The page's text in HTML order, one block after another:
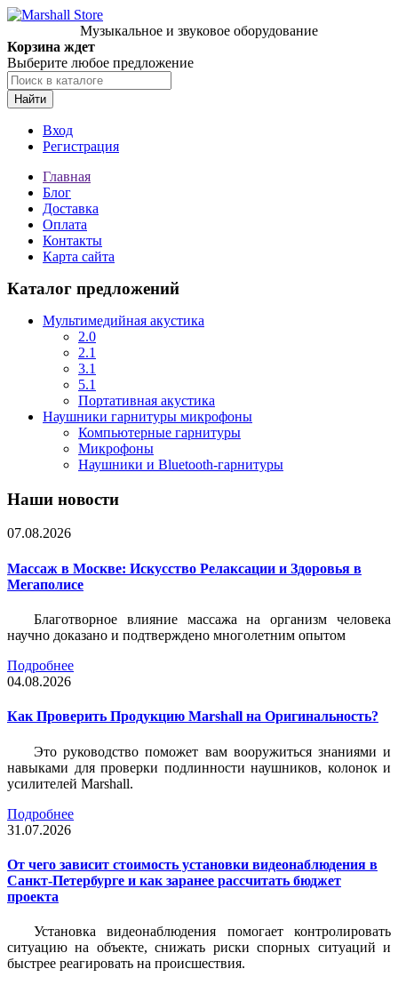
Музыкальное и звуковое оборудование
Корзина ждет
Выберите любое предложение
Найти
Вход
Регистрация
Главная
Блог
Доставка
Оплата
Контакты
Карта сайта
Каталог предложений
Мультимедийная акустика
2.0
2.1
3.1
5.1
Портативная акустика
Наушники гарнитуры микрофоны
Компьютерные гарнитуры
Микрофоны
Наушники и Bluetooth-гарнитуры
Наши новости
07.08.2026
Массаж в Москве: Искусство Релаксации и Здоровья в
Мегаполисе
Благотворное влияние массажа на организм человека
научно доказано и подтверждено многолетним опытом
Подробнее
04.08.2026
Как Проверить Продукцию Marshall на Оригинальность?
Это руководство поможет вам вооружиться знаниями и
навыками для проверки подлинности наушников, колонок и
усилителей Marshall.
Подробнее
31.07.2026
От чего зависит стоимость установки видеонаблюдения в
Санкт-Петербурге и как заранее рассчитать бюджет
проекта
Установка видеонаблюдения помогает контролировать
ситуацию на объекте, снижать риски спорных ситуаций и
быстрее реагировать на происшествия.